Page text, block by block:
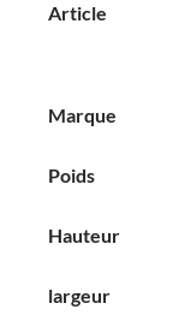
Article
Marque
Poids
Hauteur
largeur